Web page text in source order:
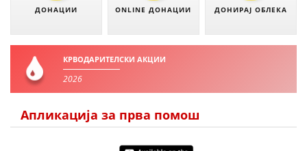
ДОНАЦИИ ONLINE ДОНАЦИИ ДОНИРАЈ ОБЛЕКА
КРВОДАРИТЕЛСКИ АКЦИИ
2026
Апликација за прва помош